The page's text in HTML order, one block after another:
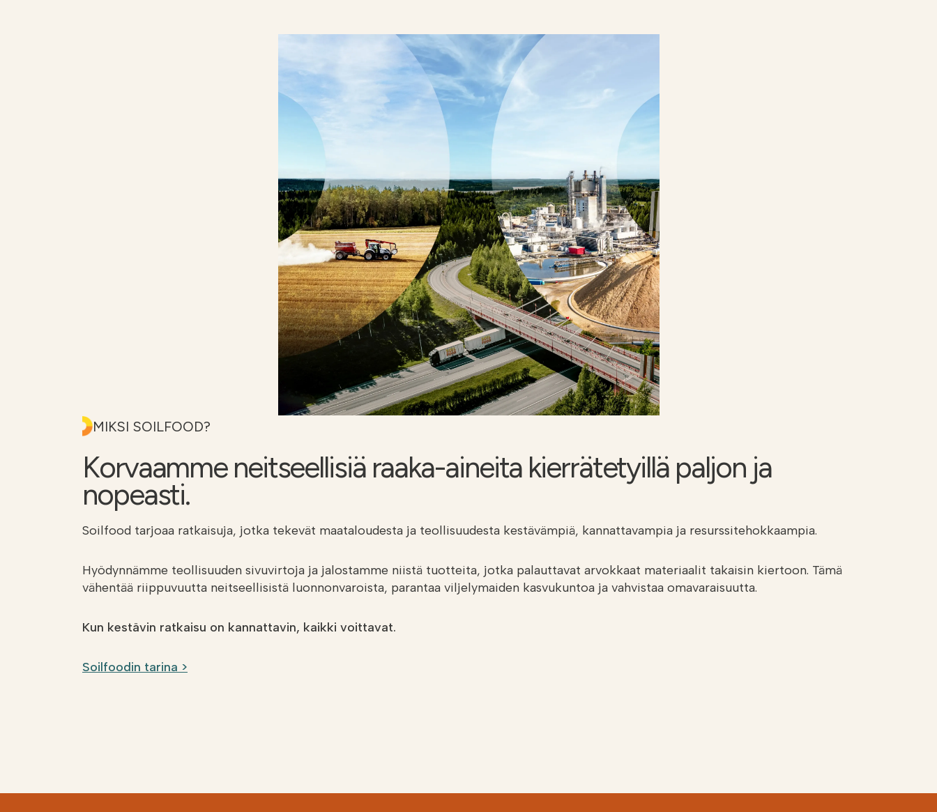
MIKSI SOILFOOD?
Korvaamme neitseellisiä raaka-aineita kierrätetyillä paljon ja
nopeasti.
Soilfood tarjoaa ratkaisuja, jotka tekevät maataloudesta ja teollisuudesta kestävämpiä, kannattavampia ja resurssitehokkaampia.
Hyödynnämme teollisuuden sivuvirtoja ja jalostamme niistä tuotteita, jotka palauttavat arvokkaat materiaalit takaisin kiertoon. Tämä
vähentää riippuvuutta neitseellisistä luonnonvaroista, parantaa viljelymaiden kasvukuntoa ja vahvistaa omavaraisuutta.
Kun kestävin ratkaisu on kannattavin, kaikki voittavat.
Soilfoodin tarina >